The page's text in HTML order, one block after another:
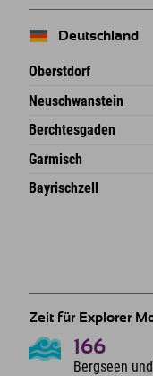
Deutschland
Oberstdorf
An der Breitach 3
Deutschland
Neuschwanstein
An der Riese 45
87484 Nesselwang im
Deutschland
Berchtesgaden
Hofreitstr. 7
Deutschland
Garmisch
Frickenstraße 22
82490 Farchant
Bayrischzell
Zeit für Explorer
166
Bergseen und